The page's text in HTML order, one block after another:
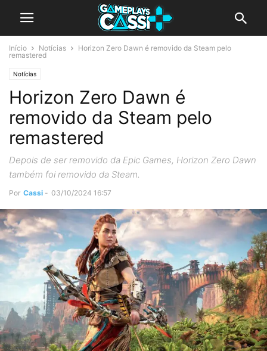
Início Notícias
Horizon Zero Dawn é removido da Steam pelo
remastered
Notícias
Horizon Zero Dawn é
removido da Steam pelo
remastered
Depois de ser removido da Epic Games, Horizon Zero Dawn
também foi removido da Steam.
Por Cassi - 03/10/2024 16:57